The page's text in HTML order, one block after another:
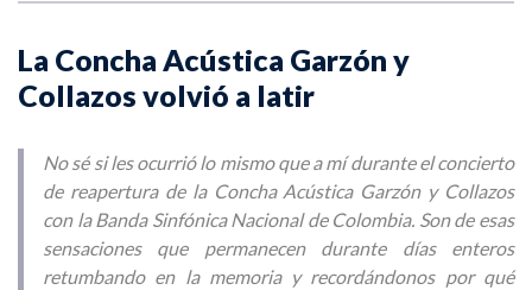
La Concha Acústica Garzón y
Collazos volvió a latir
No sé si les ocurrió lo mismo que a mí durante el concierto
de reapertura de la Concha Acústica Garzón y Collazos
con la Banda Sinfónica Nacional de Colombia. Son de esas
sensaciones que permanecen durante días enteros
retumbando en la memoria y recordándonos por qué